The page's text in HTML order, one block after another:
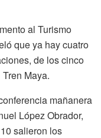
al Turismo
que ya hay cuatro
de los cinco
Maya.
mañanera
López Obrador,
salieron los